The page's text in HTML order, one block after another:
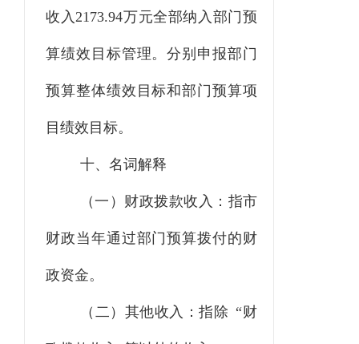
收入2173.94万元全部纳入部门预
算绩效目标管理。分别申报部门
预算整体绩效目标和部门预算项
目绩效目标。
十、名词解释
（一）财政拨款收入：指市
财政当年通过部门预算拨付的财
政资金。
（二）其他收入：指除 “财